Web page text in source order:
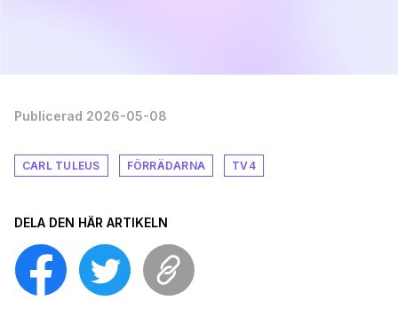
Publicerad 2026-05-08
CARL TULEUS FÖRRÄDARNA TV4
DELA DEN HÄR ARTIKELN